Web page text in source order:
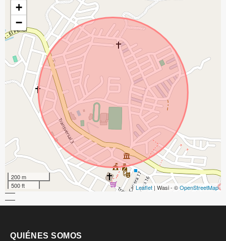
+
−
200 m
500 ft
Leaflet | Wasi - ©OpenStreetMap
QUIÉNES SOMOS